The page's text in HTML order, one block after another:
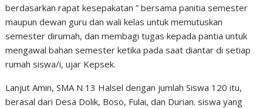
berdasarkan rapat kesepakatan ” bersama panitia semester
maupun dewan guru dan wali kelas untuk memutuskan
semester dirumah, dan membagi tugas kepada pantia untuk
mengawal bahan semester ketika pada saat diantar di setiap
rumah siswa/i, ujar Kepsek.
Lanjut Amin, SMA N 13 Halsel dengan jumlah Siswa 120 itu,
berasal dari Desa Dolik, Boso, Fulai, dan Durian. siswa yang